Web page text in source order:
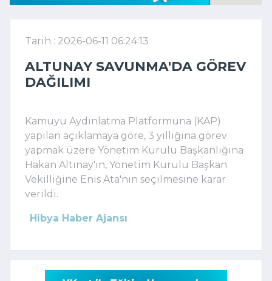
Tarih : 2026-06-11 06:24:13
ALTUNAY SAVUNMA'DA GÖREV
DAĞILIMI
Kamuyu Aydınlatma Platformuna (KAP)
yapılan açıklamaya göre, 3 yıllığına görev
yapmak üzere Yönetim Kurulu Başkanlığına
Hakan Altınay'ın, Yönetim Kurulu Başkan
Vekilliğine Enis Ata'nın seçilmesine karar
verildi.
Hibya Haber Ajansı